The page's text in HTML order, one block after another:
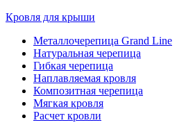
Кровля для крыши
Металлочерепица Grand Line
Натуральная черепица
Гибкая черепица
Наплавляемая кровля
Композитная черепица
Мягкая кровля
Расчет кровли